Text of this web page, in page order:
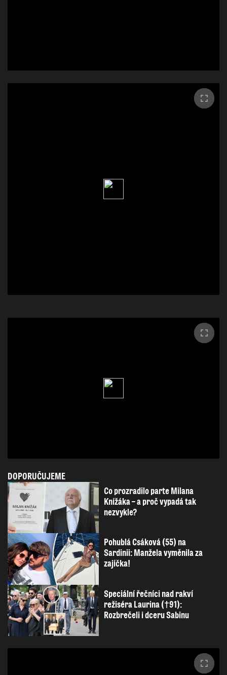
DOPORUČUJEME
Co prozradilo parte Milana
Knížáka – a proč vypadá tak
nezvykle?
Pohublá Csáková (55) na
Sardinii: Manžela vyměnila za
zajíčka!
Speciální řečníci nad rakví
režiséra Laurina (†91):
Rozbrečeli i dceru Sabinu